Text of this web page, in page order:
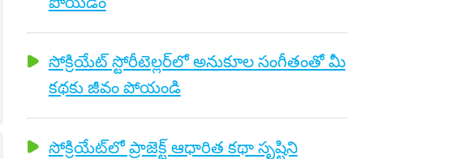
సోక్రియేట్ స్టోరీటెల్లర్‌లో అనుకూల సంగీతంతో మీ
కథకు జీవం పోయండి
సోక్రియేట్‌లో ప్రాజెక్ట్ ఆధారిత కథా సృష్టిని